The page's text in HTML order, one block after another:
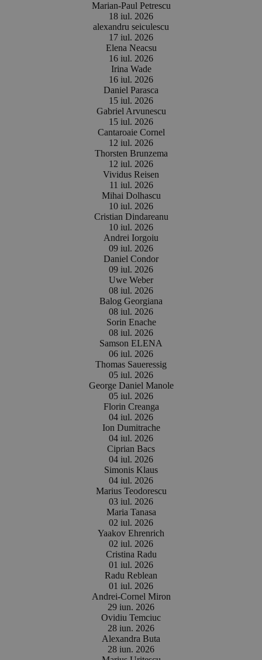
Marian-Paul Petrescu
18 iul. 2026
alexandru seiculescu
17 iul. 2026
Elena Neacsu
16 iul. 2026
Irina Wade
16 iul. 2026
Daniel Parasca
15 iul. 2026
Gabriel Arvunescu
15 iul. 2026
Cantaroaie Cornel
12 iul. 2026
Thorsten Brunzema
12 iul. 2026
Vividus Reisen
11 iul. 2026
Mihai Dolhascu
10 iul. 2026
Cristian Dindareanu
10 iul. 2026
Andrei Iorgoiu
09 iul. 2026
Daniel Condor
09 iul. 2026
Uwe Weber
08 iul. 2026
Balog Georgiana
08 iul. 2026
Sorin Enache
08 iul. 2026
Samson ELENA
06 iul. 2026
Thomas Saueressig
05 iul. 2026
George Daniel Manole
05 iul. 2026
Florin Creanga
04 iul. 2026
Ion Dumitrache
04 iul. 2026
Ciprian Bacs
04 iul. 2026
Simonis Klaus
04 iul. 2026
Marius Teodorescu
03 iul. 2026
Maria Tanasa
02 iul. 2026
Yaakov Ehrenrich
02 iul. 2026
Cristina Radu
01 iul. 2026
Radu Reblean
01 iul. 2026
Andrei-Cornel Miron
29 iun. 2026
Ovidiu Temciuc
28 iun. 2026
Alexandra Buta
28 iun. 2026